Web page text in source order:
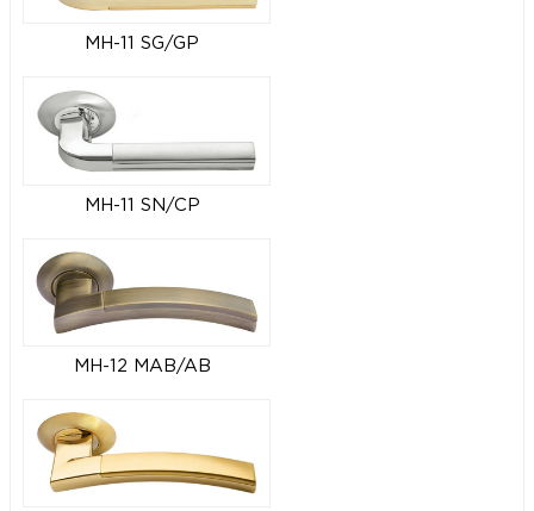
MH-11 SG/GP
MH-11 SN/CP
MH-12 MAB/AB